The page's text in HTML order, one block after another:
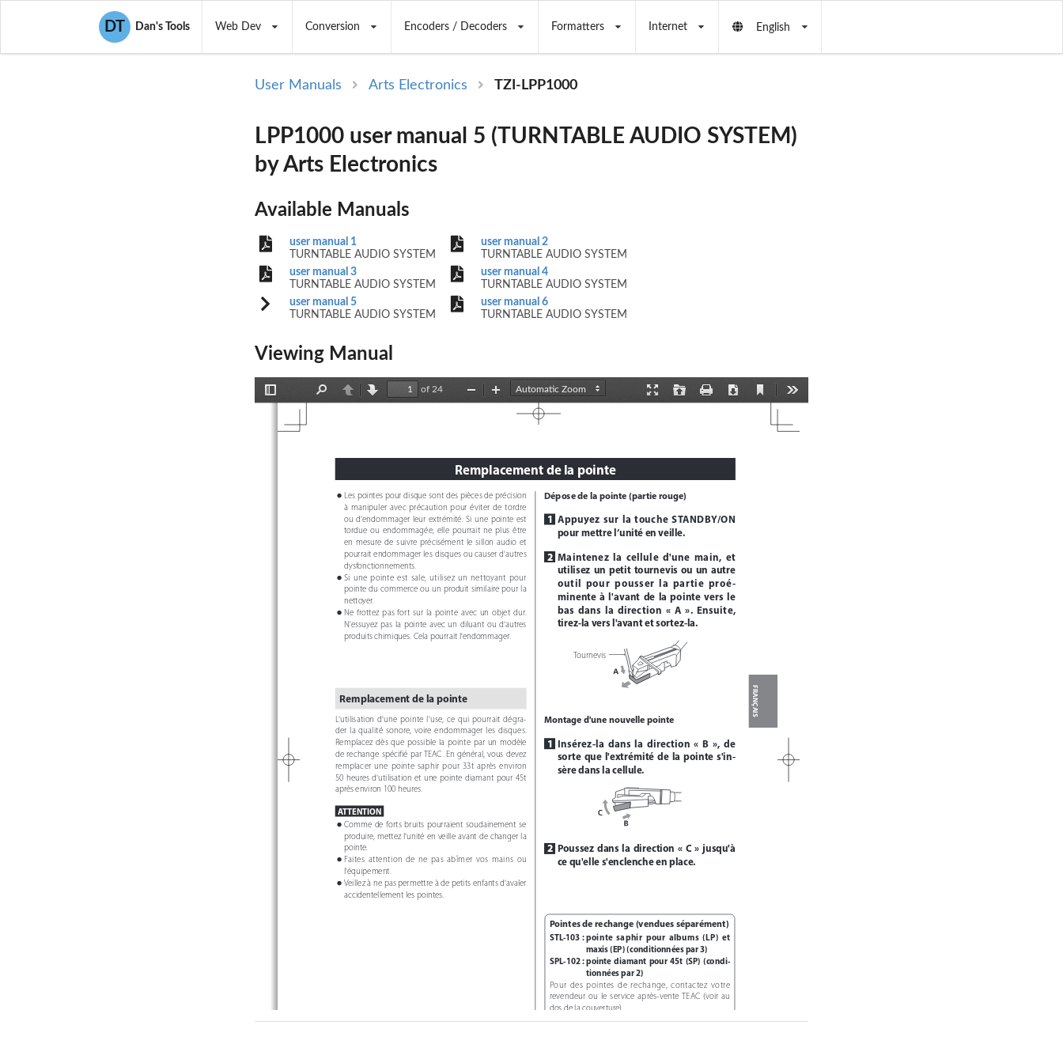
DT Dan's Tools Web Dev Conversion Encoders / Decoders Formatters Internet English
User Manuals Arts Electronics TZI-LPP1000
LPP1000 user manual 5 (TURNTABLE AUDIO SYSTEM)
by Arts Electronics
Available Manuals
user manual 1
TURNTABLE AUDIO SYSTEM
user manual 2
TURNTABLE AUDIO SYSTEM
user manual 3
TURNTABLE AUDIO SYSTEM
user manual 4
TURNTABLE AUDIO SYSTEM
user manual 5
TURNTABLE AUDIO SYSTEM
user manual 6
TURNTABLE AUDIO SYSTEM
Viewing Manual
Sidebar
PreviousNext
of 24
Download
Current
Zoom
Zoom
Remplacement de la pointe
o Les pointes pour disque sont des pièces de précision
à  manipuler  avec  précaution  pour  éviter  de  tordre
ou  d'endommager  leur  extrémité.  Si  une  pointe  est
tordue  ou  endommagée,  elle  pourrait  ne  plus  être
en  mesure  de  suivre  précisément  le  sillon  audio  et
pourrait endommager les disques ou causer d'autres
dysfonctionnements.
o Si  une  pointe  est  sale,  utilisez  un  nettoyant  pour
pointe  du  commerce  ou  un  produit  similaire  pour  la
nettoyer.
o Ne  frottez  pas  fort  sur  la  pointe  avec  un  objet  dur.
N'essuyez  pas  la  pointe  avec  un  diluant  ou  d'autres
produits chimiques. Cela pourrait l'endommager.
Remplacement de la pointe
L'utilisation  d'une  pointe  l'use,  ce  qui  pourrait  dégra-
der  la  qualité  sonore,  voire  endommager  les  disques.
Remplacez  dès  que  possible  la  pointe  par  un  modèle
de  rechange  spécifié  par  TEAC.  En  général,  vous  devez
remplacer  une  pointe  saphir  pour  33t  après  environ
50  heures  d'utilisation  et  une  pointe  diamant  pour  45t
après environ 100 heures.
ATTENTION
o Comme  de  forts  bruits  pourraient  soudainement  se
produire, mettez l'unité en veille avant de changer la
pointe.
o Faites  attention  de  ne  pas  abîmer  vos  mains  ou
l'équipement.
o Veillez à ne pas permettre à de petits enfants d'avaler
accidentellement les pointes.
Dépose de la pointe (partie rouge)
1 Appuyez  sur  la  touche  STANDBY/ON
pour mettre l’unité en veille.
2 Maintenez  la  cellule  d'une  main,  et
utilisez  un  petit  tournevis  ou  un  autre
outil  pour  pousser  la  partie  proé-
minente  à  l'avant  de  la  pointe  vers  le
bas  dans  la  direction  «  A  ».  Ensuite,
tirez-la vers l'avant et sortez-la.
Tournevis
Montage d'une nouvelle pointe
1 Insérez-la  dans  la  direction  «  B  »,  de
sorte  que  l'extrémité  de  la  pointe  s'in-
sère dans la cellule.
2 Poussez  dans  la  direction  «  C  »  jusqu'à
ce qu'elle s'enclenche en place.
Pointes de rechange (vendues séparément)
STL-103 : pointe  saphir  pour  albums  (LP)  et
maxis (EP) (conditionnées par 3)
SPL-102 : pointe  diamant  pour  45t  (SP)  (condi-
tionnées par 2)
Pour  des  pointes  de  rechange,  contactez  votre
revendeur  ou  le  service  après-vente  TEAC  (voir  au
dos de la couverture).